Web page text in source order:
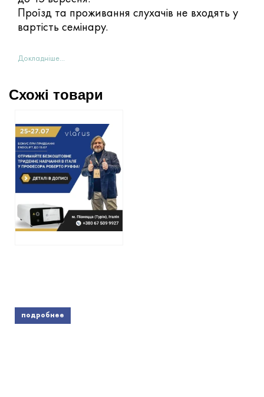
Проїзд та проживання слухачів не входять у
вартість семінару.
Докладніше...
Схожі товари
подробнее